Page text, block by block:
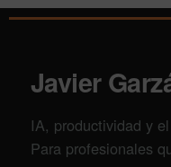
Javier
IA, productividad y
Para profesionales